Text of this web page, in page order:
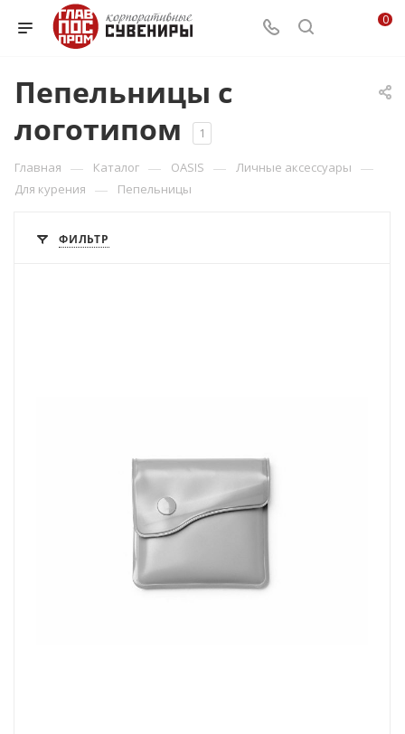
0
Пепельницы с
логотипом
1
Главная — Каталог — OASIS — Личные аксессуары —
Для курения — Пепельницы
ФИЛЬТР